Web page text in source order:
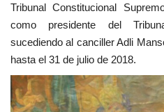
vídeos
Los colaboradores
Los patrocinios
Tribunal Constitucional
como presidente del
sucediendo al canciller Adli
hasta el 31 de julio de 2018.